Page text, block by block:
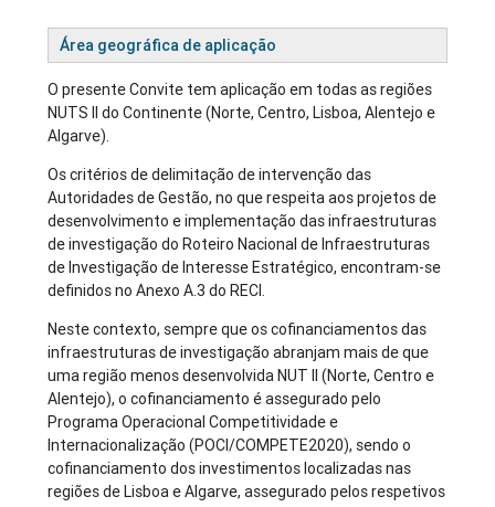
Área geográfica de aplicação
O presente Convite tem aplicação em todas as regiões
NUTS II do Continente (Norte, Centro, Lisboa, Alentejo e
Algarve).
Os critérios de delimitação de intervenção das
Autoridades de Gestão, no que respeita aos projetos de
desenvolvimento e implementação das infraestruturas
de investigação do Roteiro Nacional de Infraestruturas
de Investigação de Interesse Estratégico, encontram-se
definidos no Anexo A.3 do RECI.
Neste contexto, sempre que os cofinanciamentos das
infraestruturas de investigação abranjam mais de que
uma região menos desenvolvida NUT II (Norte, Centro e
Alentejo), o cofinanciamento é assegurado pelo
Programa Operacional Competitividade e
Internacionalização (POCI/COMPETE2020), sendo o
cofinanciamento dos investimentos localizadas nas
regiões de Lisboa e Algarve, assegurado pelos respetivos